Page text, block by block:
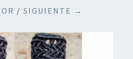
/ SIGUIENTE →